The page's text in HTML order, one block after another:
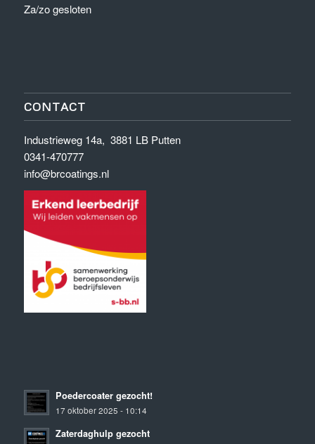
Za/zo gesloten
CONTACT
Industrieweg 14a, 3881 LB Putten
0341-470777
info@brcoatings.nl
Poedercoater gezocht!
17 oktober 2025 - 10:14
Zaterdaghulp gezocht